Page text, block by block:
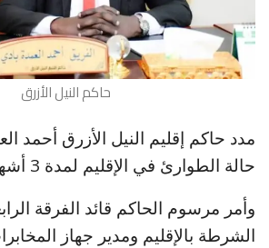
حاكم النيل الأزرق
مدد حاكم إقليم النيل الأزرق أحمد
حالة الطوارئ في الإقليم لمدة 3 أشهر.
وأمر مرسوم الحاكم قائد الفرقة
الشرطة بالإقليم ومدير جهاز